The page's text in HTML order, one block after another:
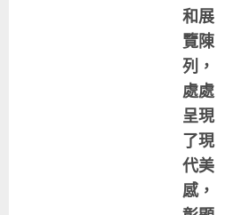
和展
覽陳
列，
處處
呈現
了現
代美
感，